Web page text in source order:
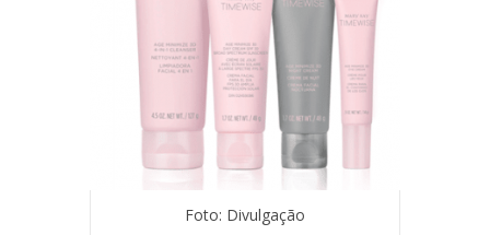
Foto: Divulgação